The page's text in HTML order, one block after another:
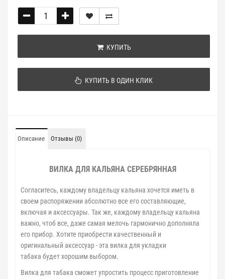
КУПИТЬ
КУПИТЬ В ОДИН КЛИК
Описание Отзывы (0)
ВИЛКА ДЛЯ КАЛЬЯНА СЕРЕБРЯННАЯ
Согласитесь, каждому владельцу кальяна хочется иметь в
своем распоряжении абсолютно все его составляющие,
включая и аксессуары. Так же, каждому владельцу кальяна
важно, чтоб все, даже самая мелочь гармонично дополняла
его прибор. Хотите приобрести качественный и
оригинальный аксессуар - эта вилка для укладки
табака будет хорошим выбором.
Вилка для табака сможет упростить процесс приготовление